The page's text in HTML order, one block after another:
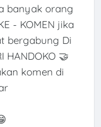
banyak orang
- KOMEN jika
bergabung Di
HANDOKO 🤝
komen di